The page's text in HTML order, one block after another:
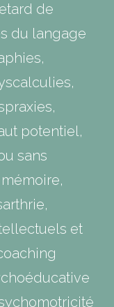
de
du langage
potentiel,
sans
et